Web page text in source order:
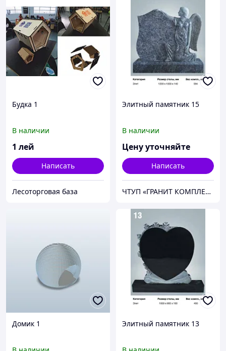
Будка 1
В наличии
1 лей
Написать
Лесоторговая база
Элитный памятник 15
В наличии
Цену уточняйте
Написать
ЧТУП «ГРАНИТ КОМПЛЕКТ»
Домик 1 Элитный памятник 13